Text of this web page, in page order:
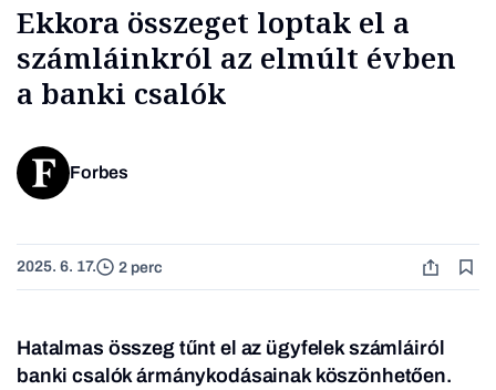
Ekkora összeget loptak el a
számláinkról az elmúlt évben
a banki csalók
Forbes
2025. 6. 17. 2 perc
Hatalmas összeg tűnt el az ügyfelek számláiról
banki csalók ármánykodásainak köszönhetően.